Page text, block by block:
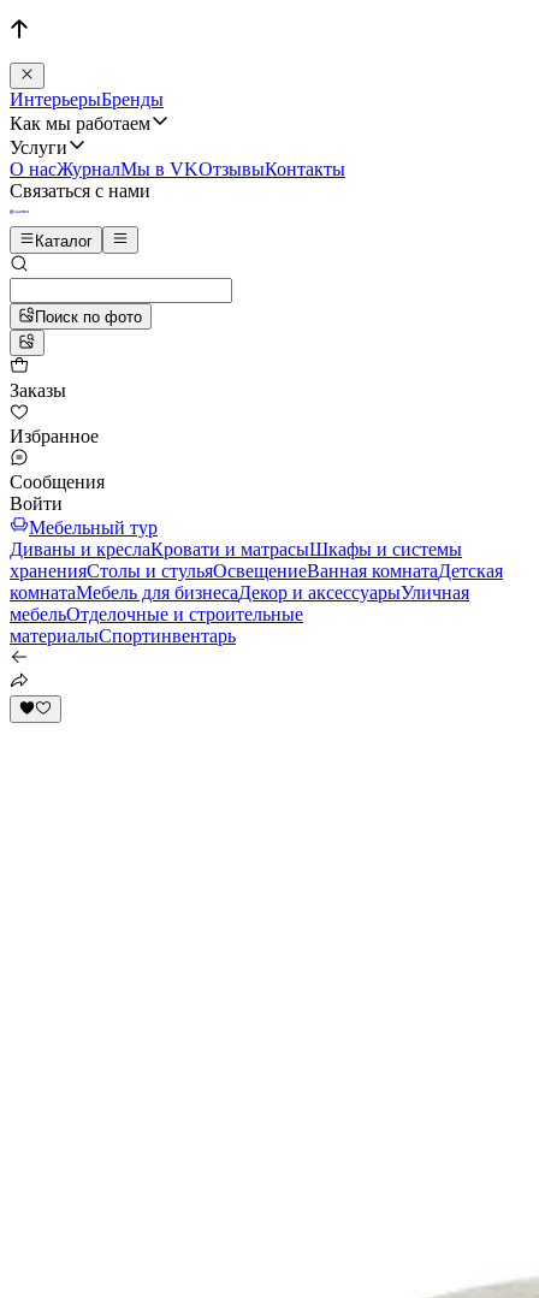
ИнтерьерыБренды
Как мы работаем
Услуги
О насЖурналМы в VKОтзывыКонтакты
Связаться с нами
Каталог
Поиск по фото
Заказы
Избранное
Сообщения
Войти
Мебельный тур
Диваны и креслаКровати и матрасыШкафы и системы
храненияСтолы и стульяОсвещениеВанная комнатаДетская
комнатаМебель для бизнесаДекор и аксессуарыУличная
мебельОтделочные и строительные
материалыСпортинвентарь